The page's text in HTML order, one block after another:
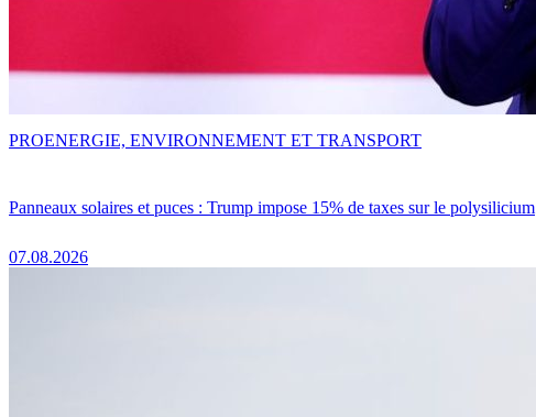
Panneaux solaires et puces : Trump impose 15% de taxes sur le polysilicium
07.08.2026
PROENERGIE, ENVIRONNEMENT ET TRANSPORT